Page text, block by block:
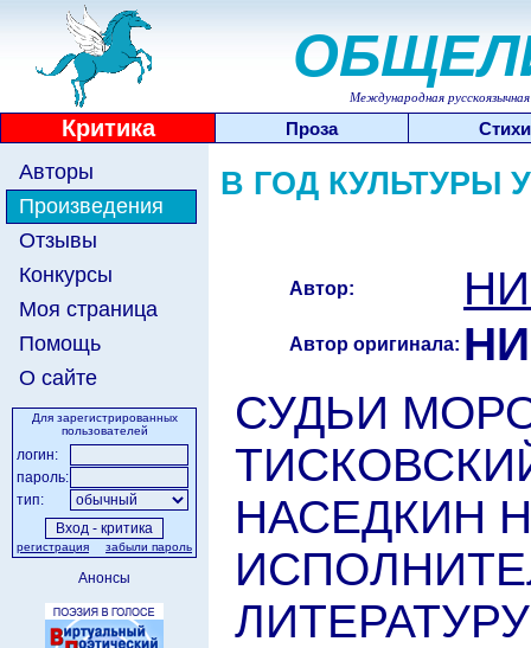
Международная
Критика Проза Стихи
Авторы
Произведения
Отзывы
Конкурсы
Моя страница
Помощь
О сайте
Для зарегистрированных
пользователей
логин:
пароль:
тип:
регистрация забыли пароль
Анонсы
В ГОД КУЛЬТУРЫ
Автор:
Автор оригинала:
СУДЬИ
НАСЕДКИН
ЛИТЕРАТУРУ